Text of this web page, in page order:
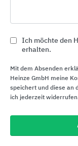
KERDI)
(z.B.
(Schlüter®-
Ich möchte den
erhalten.
Mit dem Absenden
Heinze GmbH meine
speichert und diese an
ich jederzeit